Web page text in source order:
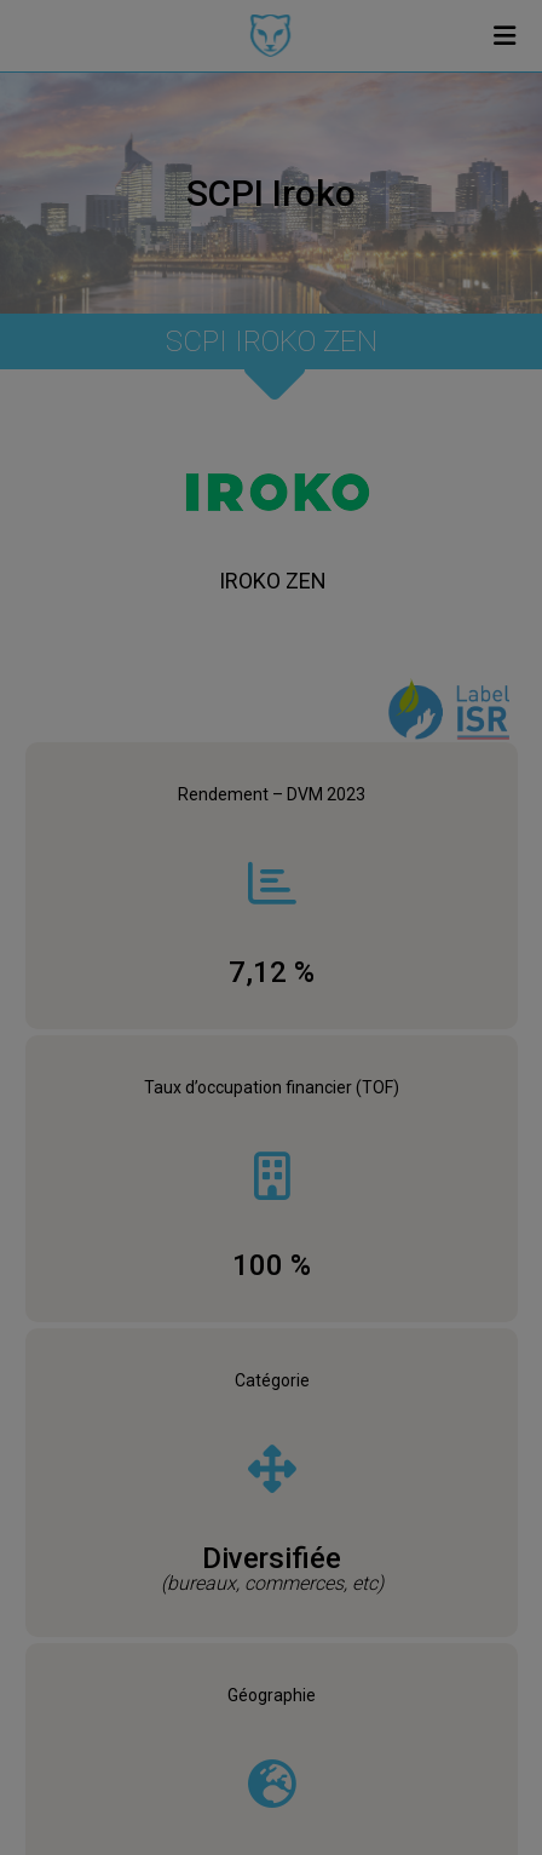
SCPI Iroko
SCPI IROKO ZEN
IROKO ZEN
Rendement – DVM 2023
7,12 %
Taux d’occupation financier (TOF)
100 %
Catégorie
Diversifiée
(bureaux, commerces, etc)
Géographie